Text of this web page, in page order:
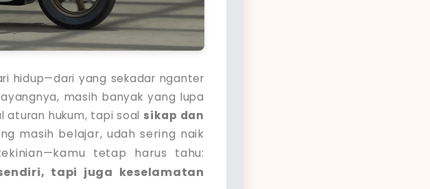
hidup—dari yang sekadar nganter
masih banyak yang lupa
aturan hukum, tapi soal sikap dan
masih belajar, udah sering naik
tetap harus tahu:
tapi juga keselamatan